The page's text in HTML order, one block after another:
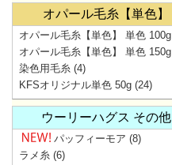
オパール毛糸【単色】
オパール毛糸【単色】 単色 100g
オパール毛糸【単色】 単色 150g
染色用毛糸 (4)
KFSオリジナル単色 50g (24)
ウーリーハグス その他
パッフィーモア (8)
ラメ糸 (6)